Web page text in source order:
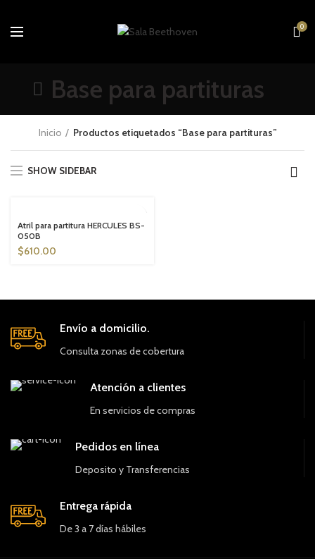
0
Base para partituras
Inicio Productos etiquetados “Base para partituras”
SHOW SIDEBAR
Atril para partitura HERCULES BS-
050B
$610.00
Envío a domicilio.
Consulta zonas de cobertura
Atención a clientes
En servicios de compras
Pedidos en línea
Deposito y Transferencias
Entrega rápida
De 3 a 7 días hábiles